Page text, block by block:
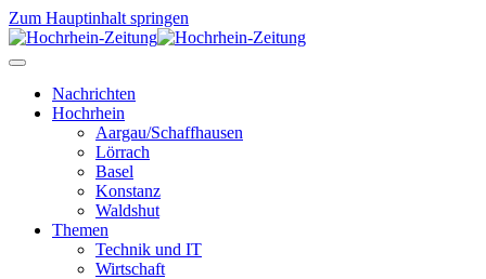
Zum Hauptinhalt springen
Nachrichten
Hochrhein
Aargau/Schaffhausen
Lörrach
Basel
Konstanz
Waldshut
Themen
Technik und IT
Wirtschaft